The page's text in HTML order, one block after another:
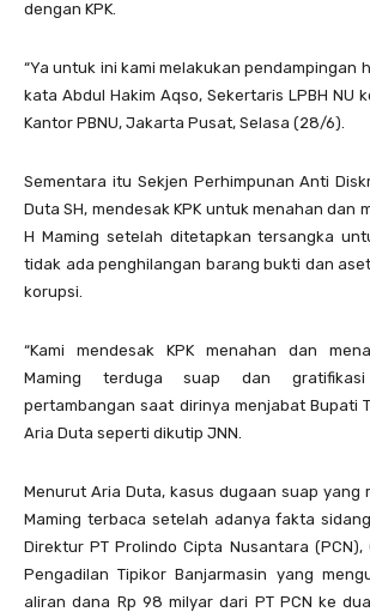
dengan KPK.
“Ya untuk ini kami melakukan pendampingan
kata Abdul Hakim Aqso, Sekertaris LPBH NU
Kantor PBNU, Jakarta Pusat, Selasa (28/6).
Sementara itu Sekjen Perhimpunan Anti
Duta SH, mendesak KPK untuk menahan dan
H Maming setelah ditetapkan tersangka
tidak ada penghilangan barang bukti dan
korupsi.
“Kami mendesak KPK menahan dan
Maming terduga suap dan
pertambangan saat dirinya menjabat Bupati
Aria Duta seperti dikutip JNN.
Menurut Aria Duta, kasus dugaan suap yang
Maming terbaca setelah adanya fakta
Direktur PT Prolindo Cipta Nusantara (PCN),
Pengadilan Tipikor Banjarmasin yang
aliran dana Rp 98 milyar dari PT PCN ke